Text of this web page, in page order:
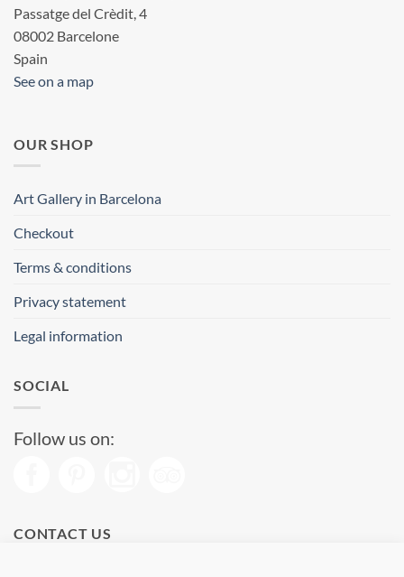
Passatge del Crèdit, 4
08002 Barcelone
Spain
See on a map
OUR SHOP
Art Gallery in Barcelona
Checkout
Terms & conditions
Privacy statement
Legal information
SOCIAL
Follow us on:
CONTACT US